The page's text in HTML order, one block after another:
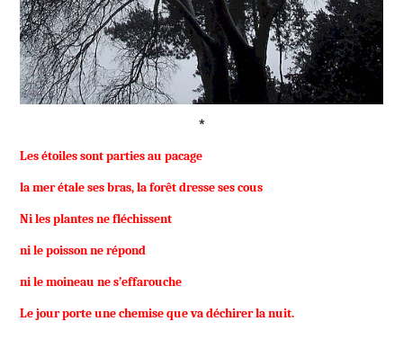
*
Les étoiles sont parties au pacage
la mer étale ses bras, la forêt dresse ses cous
Ni les plantes ne fléchissent
ni le poisson ne répond
ni le moineau ne s’effarouche
Le jour porte une chemise que va déchirer la nuit.